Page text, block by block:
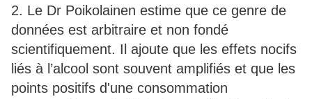
2. Le Dr Poikolainen estime que ce genre de
données est arbitraire et non fondé
scientifiquement. Il ajoute que les effets nocifs
liés à l’alcool sont souvent amplifiés et que les
points positifs d'une consommation